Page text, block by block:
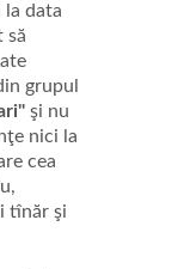
la data
să
grupul
şi nu
nici la
cea
tînăr şi